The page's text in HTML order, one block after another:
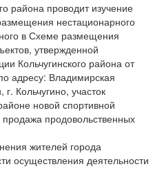
района проводит изучение
нестационарного
в Схеме размещения
утвержденной
Кольчугинского района от
адресу: Владимирская
Кольчугино, участок
новой спортивной
продовольственных
жителей города
осуществления деятельности